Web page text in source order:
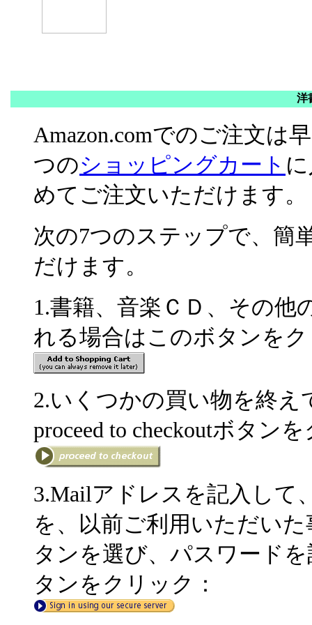
洋
Amazon.comでのご注文は
つのショッピングカート
めてご注文いただけます。
次の7つのステップで、簡
だけます。
1.書籍、音楽ＣＤ、その他
れる場合はこのボタンを
2.いくつかの買い物を終
proceed to checkoutボタン
3.Mailアドレスを記入して
を、以前ご利用いただいた
タンを選び、パスワードを
タンをクリック：